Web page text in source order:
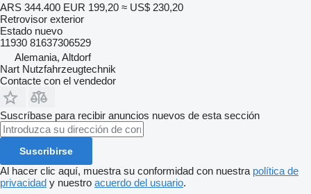
ARS 344.400 EUR 199,20 ≈ US$ 230,20
Retrovisor exterior
Estado nuevo
11930 81637306529
Alemania, Altdorf
Nart Nutzfahrzeugtechnik
Contacte con el vendedor
Suscríbase para recibir anuncios nuevos de esta sección
Suscribirse
Al hacer clic aquí, muestra su conformidad con nuestra política de
privacidad y nuestro acuerdo del usuario.